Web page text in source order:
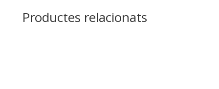
Productes relacionats